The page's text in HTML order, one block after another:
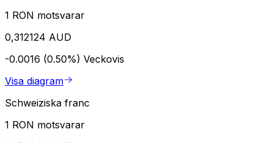
1 RON motsvarar
0,312124 AUD
-0.0016 (0.50%) Veckovis
Visa diagram
Schweiziska franc
1 RON motsvarar